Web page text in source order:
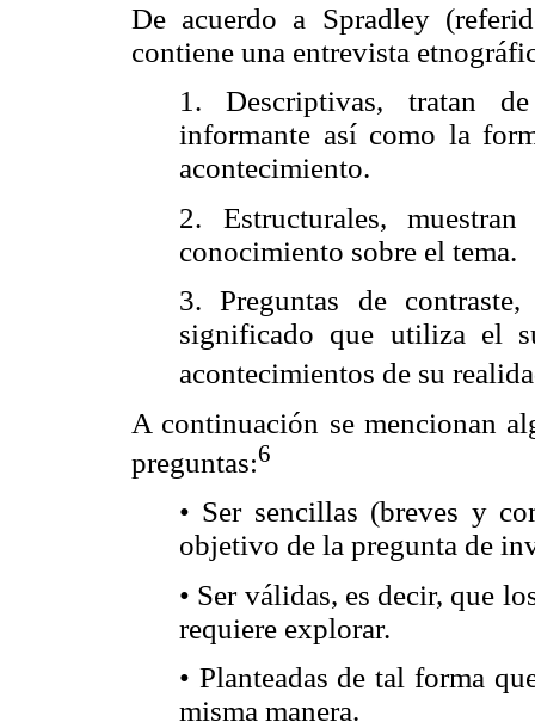
De acuerdo a Spradley
contiene una entrevista
1. Descriptivas, tratan
informante así como la
acontecimiento.
2. Estructurales,
conocimiento sobre el tema.
3. Preguntas de
significado que utiliza el
acontecimientos de su
A continuación se mencionan
preguntas:6
• Ser sencillas (breves y
objetivo de la pregunta de
• Ser válidas, es decir, que
requiere explorar.
• Planteadas de tal forma
misma manera.